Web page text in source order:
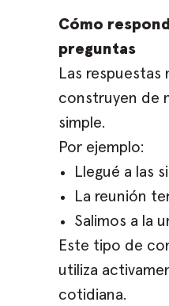
Cómo
preguntas
Las respuestas
construyen de
simple.
Por ejemplo:
Llegué a las
La reunión
Salimos a la
Este tipo de
utiliza
cotidiana.